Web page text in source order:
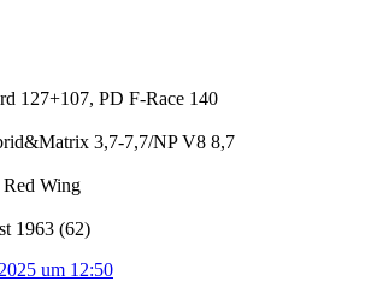
127+107, PD F-Race 140
3,7-7,7/NP V8 8,7
Red Wing
1963 (62)
um 12:50